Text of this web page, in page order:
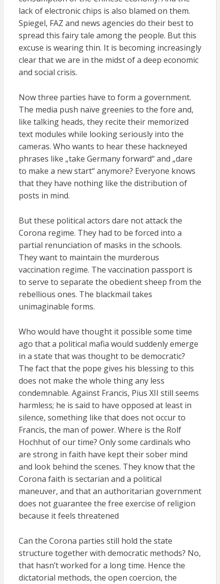
lack of electronic chips is also blamed on them.
Spiegel, FAZ and news agencies do their best to
spread this fairy tale among the people. But this
excuse is wearing thin. It is becoming increasingly
clear that we are in the midst of a deep economic
and social crisis.
Now three parties have to form a government.
The media push naïve greenies to the fore and,
like talking heads, they recite their memorized
text modules while looking seriously into the
cameras. Who wants to hear these hackneyed
phrases like „take Germany forward“ and „dare
to make a new start“ anymore? Everyone knows
that they have nothing like the distribution of
posts in mind.
But these political actors dare not attack the
Corona regime. They had to be forced into a
partial renunciation of masks in the schools.
They want to maintain the murderous
vaccination regime. The vaccination passport is
to serve to separate the obedient sheep from the
rebellious ones. The blackmail takes
unimaginable forms.
Who would have thought it possible some time
ago that a political mafia would suddenly emerge
in a state that was thought to be democratic?
The fact that the pope gives his blessing to this
does not make the whole thing any less
condemnable. Against Francis, Pius XII still seems
harmless; he is said to have opposed at least in
silence, something like that does not occur to
Francis, the man of power. Where is the Rolf
Hochhut of our time? Only some cardinals who
are strong in faith have kept their sober mind
and look behind the scenes. They know that the
Corona faith is sectarian and a political
maneuver, and that an authoritarian government
does not guarantee the free exercise of religion
because it feels threatened
Can the Corona parties still hold the state
structure together with democratic methods? No,
that hasn’t worked for a long time. Hence the
dictatorial methods, the open coercion, the